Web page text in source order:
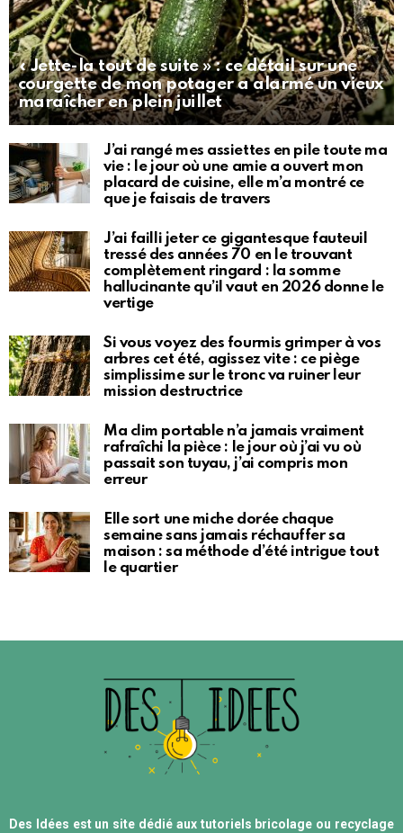
« Jette-la tout de suite » : ce détail sur une
courgette de mon potager a alarmé un vieux
maraîcher en plein juillet
J’ai rangé mes assiettes en pile toute ma
vie : le jour où une amie a ouvert mon
placard de cuisine, elle m’a montré ce
que je faisais de travers
J’ai failli jeter ce gigantesque fauteuil
tressé des années 70 en le trouvant
complètement ringard : la somme
hallucinante qu’il vaut en 2026 donne le
vertige
Si vous voyez des fourmis grimper à vos
arbres cet été, agissez vite : ce piège
simplissime sur le tronc va ruiner leur
mission destructrice
Ma clim portable n’a jamais vraiment
rafraîchi la pièce : le jour où j’ai vu où
passait son tuyau, j’ai compris mon
erreur
Elle sort une miche dorée chaque
semaine sans jamais réchauffer sa
maison : sa méthode d’été intrigue tout
le quartier
Des Idées est un site dédié aux tutoriels bricolage ou recyclage